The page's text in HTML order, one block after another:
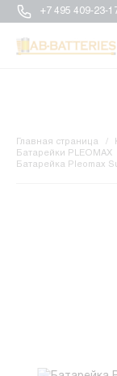
+7 495 409-23-
Главная страница
Батарейки PLEOMAX
Батарейка Pleomax